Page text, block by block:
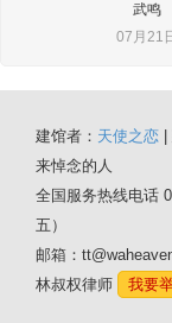
武鸣
07月21
建馆者： 天使之恋
来悼念的人
全国服务热线电话
五）
邮箱：
林叔权律师
我要